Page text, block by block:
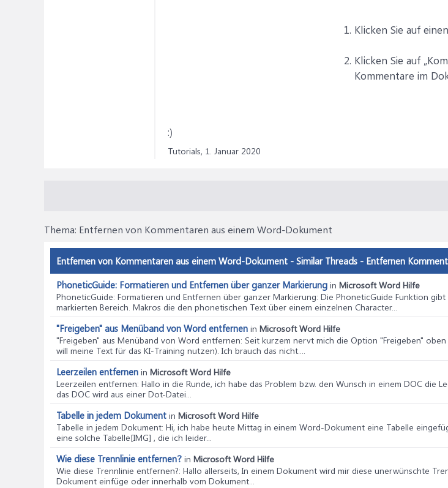
Klicken Sie auf
Klicken Sie auf
Kommentare im
:)
Tutorials, 1. Januar 2020
Thema: Entfernen von Kommentaren aus einem Word-Dokument
Entfernen von Kommentaren aus einem Word-Dokument - Similar Threads - Entfernen
PhoneticGuide: Formatieren und Entfernen über ganzer Markierung in Microsoft Word Hilfe
PhoneticGuide: Formatieren und Entfernen über ganzer Markierung: Die PhoneticGuide Funktion
markierten Bereich. Makros die den phonetischen Text über einem einzelnen Character...
"Freigeben" aus Menüband von Word entfernen in Microsoft Word Hilfe
"Freigeben" aus Menüband von Word entfernen: Seit kurzem nervt mich die Option "Freigeben"
will meine Text für das KI-Training nutzen). Ich brauch das nicht....
Leerzeilen entfernen in Microsoft Word Hilfe
Leerzeilen entfernen: Hallo in die Runde, ich habe das Problem bzw. den Wunsch in einem DOC
das DOC wird aus einer Dot-Datei...
Tabelle in jedem Dokument in Microsoft Word Hilfe
Tabelle in jedem Dokument: Hi, ich habe heute Mittag in einem Word-Dokument eine Tabelle
eine solche Tabelle[IMG] , die ich leider...
Wie diese Trennlinie entfernen? in Microsoft Word Hilfe
Wie diese Trennlinie entfernen?: Hallo allerseits, In einem Dokument wird mir diese unerwünschte
Dokument einfüge oder innerhalb vom Dokument...